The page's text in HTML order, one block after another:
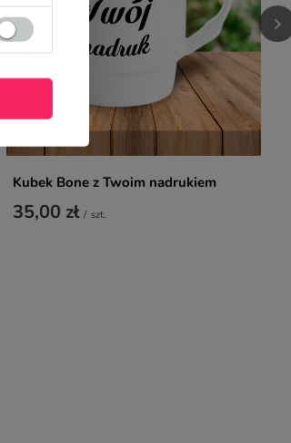
Kubek Bone z Twoim nadrukiem
35,00 zł / szt.